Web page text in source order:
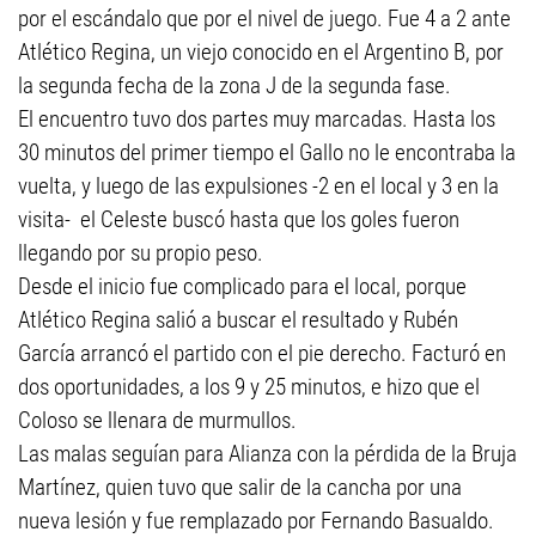
por el escándalo que por el nivel de juego. Fue 4 a 2 ante
Atlético Regina, un viejo conocido en el Argentino B, por
la segunda fecha de la zona J de la segunda fase.
El encuentro tuvo dos partes muy marcadas. Hasta los
30 minutos del primer tiempo el Gallo no le encontraba la
vuelta, y luego de las expulsiones -2 en el local y 3 en la
visita- el Celeste buscó hasta que los goles fueron
llegando por su propio peso.
Desde el inicio fue complicado para el local, porque
Atlético Regina salió a buscar el resultado y Rubén
García arrancó el partido con el pie derecho. Facturó en
dos oportunidades, a los 9 y 25 minutos, e hizo que el
Coloso se llenara de murmullos.
Las malas seguían para Alianza con la pérdida de la Bruja
Martínez, quien tuvo que salir de la cancha por una
nueva lesión y fue remplazado por Fernando Basualdo.